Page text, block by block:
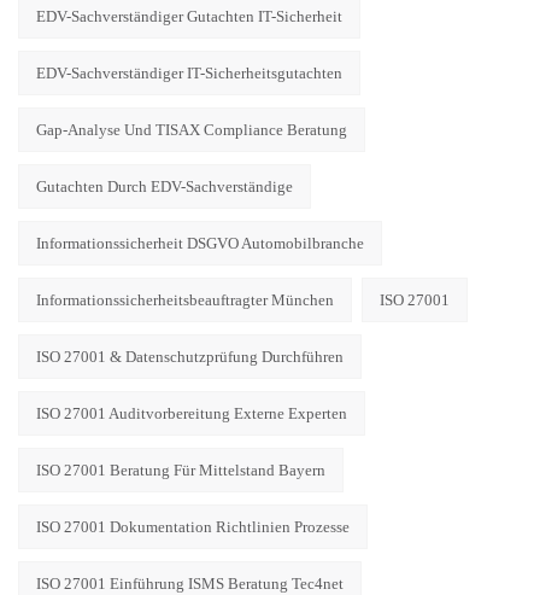
EDV-Sachverständiger Gutachten IT-Sicherheit
EDV-Sachverständiger IT-Sicherheitsgutachten
Gap-Analyse Und TISAX Compliance Beratung
Gutachten Durch EDV-Sachverständige
Informationssicherheit DSGVO Automobilbranche
Informationssicherheitsbeauftragter München ISO 27001
ISO 27001 & Datenschutzprüfung Durchführen
ISO 27001 Auditvorbereitung Externe Experten
ISO 27001 Beratung Für Mittelstand Bayern
ISO 27001 Dokumentation Richtlinien Prozesse
ISO 27001 Einführung ISMS Beratung Tec4net